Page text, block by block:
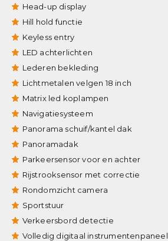
Head-up display
Hill hold functie
Keyless entry
LED achterlichten
Lederen bekleding
Lichtmetalen velgen 18 inch
Matrix led koplampen
Navigatiesysteem
Panorama schuif/kantel dak
Panoramadak
Parkeersensor voor en achter
Rijstrooksensor met correctie
Rondomzicht camera
Sportstuur
Verkeersbord detectie
Volledig digitaal instrumentenpaneel